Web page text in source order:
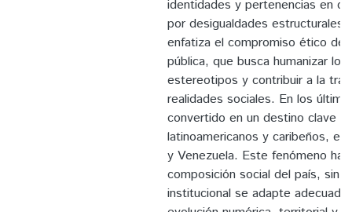
identidades y pertenencias en
por desigualdades
enfatiza el compromiso ético de
pública, que busca humanizar
estereotipos y contribuir a la
realidades sociales. En los
convertido en un destino clave
latinoamericanos y caribeños,
y Venezuela. Este fenómeno ha
composición social del país, sin
institucional se adapte